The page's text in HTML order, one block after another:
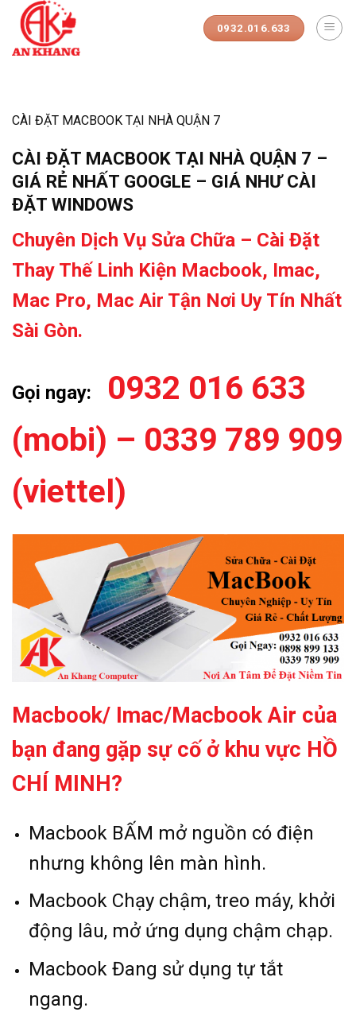
Skip
content
0932.016.633
CÀI ĐẶT MACBOOK TẠI NHÀ QUẬN 7
CÀI ĐẶT MACBOOK TẠI NHÀ QUẬN 7 –
GIÁ RẺ NHẤT GOOGLE – GIÁ NHƯ CÀI
ĐẶT WINDOWS
Chuyên Dịch Vụ Sửa Chữa – Cài Đặt
Thay Thế Linh Kiện Macbook, Imac,
Mac Pro, Mac Air Tận Nơi Uy Tín Nhất
Sài Gòn.
Gọi ngay:
0932 016 633
(mobi) – 0339 789 909
(viettel)
Macbook/ Imac/Macbook Air của
bạn đang gặp sự cố ở khu vực HỒ
CHÍ MINH?
Macbook BẤM mở nguồn có điện
nhưng không lên màn hình.
Macbook Chạy chậm, treo máy, khởi
động lâu, mở ứng dụng chậm chạp.
Macbook Đang sử dụng tự tắt
ngang.